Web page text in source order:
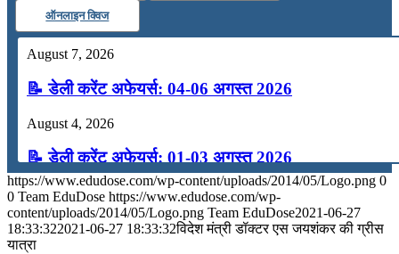
ऑनलाइन क्विज
August 7, 2026
📝 डेली करेंट अफेयर्स: 04-06 अगस्त 2026
August 4, 2026
📝 डेली करेंट अफेयर्स: 01-03 अगस्त 2026
July 31, 2026
📝 डेली करेंट अफेयर्स: 28-31 जुलाई 2026
https://www.edudose.com/wp-content/uploads/2014/05/Logo.png 0
0 Team EduDose https://www.edudose.com/wp-
content/uploads/2014/05/Logo.png Team EduDose2021-06-27
18:33:322021-06-27 18:33:32विदेश मंत्री डॉक्‍टर एस जयशंकर की ग्रीस
यात्रा